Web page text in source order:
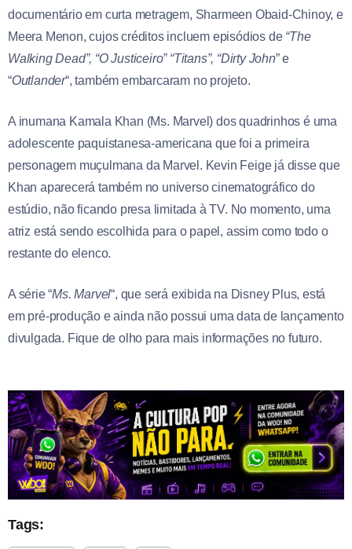
documentário em curta metragem, Sharmeen Obaid-Chinoy, e
Meera Menon, cujos créditos incluem episódios de “The
Walking Dead”, “O Justiceiro” “Titans”, “Dirty John” e
“Outlander“, também embarcaram no projeto.
A inumana Kamala Khan (Ms. Marvel) dos quadrinhos é uma
adolescente paquistanesa-americana que foi a primeira
personagem muçulmana da Marvel. Kevin Feige já disse que
Khan aparecerá também no universo cinematográfico do
estúdio, não ficando presa limitada à TV. No momento, uma
atriz está sendo escolhida para o papel, assim como todo o
restante do elenco.
A série “Ms. Marvel“, que será exibida na Disney Plus, está
em pré-produção e ainda não possui uma data de lançamento
divulgada. Fique de olho para mais informações no futuro.
Tags: